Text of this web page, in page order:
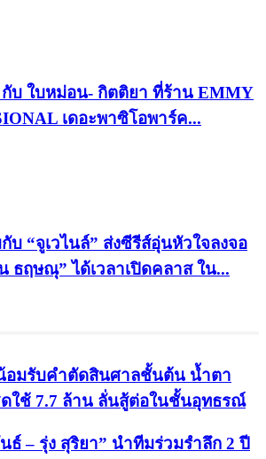
กับ ใบหม่อน- กิตติยา ที่ร้าน EMMY
เดอะพาซิโอพาร์ค...
บ “จูเวไนล์” ส่งซีรีส์อุ่นหัวใจลงจอ
ฤษณุ” ได้เวลาเปิดคลาส ใน...
อมรับคำตัดสินศาลชั้นต้น น้ำตา
ใช้ 7.7 ล้าน ลั่นสู้ต่อในชั้นอุทธรณ์
ธ์ – รุ่ง สุริยา” นำทีมร่วมรำลึก 2 ปี